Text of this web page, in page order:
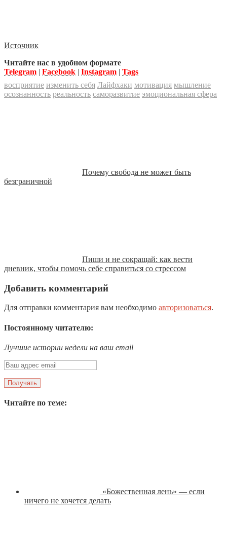
Источник
Читайте нас в удобном формате
Telegram | Facebook | Instagram | Tags
восприятие изменить себя Лайфхаки мотивация мышление
осознанность реальность саморазвитие эмоциональная сфера
Почему свобода не может быть
безграничной
Пиши и не сокращай: как вести
дневник, чтобы помочь себе справиться со стрессом
Добавить комментарий
Для отправки комментария вам необходимо авторизоваться.
Постоянному читателю:
Лучшие истории недели на ваш email
Читайте по теме:
«Божественная лень» — если
ничего не хочется делать